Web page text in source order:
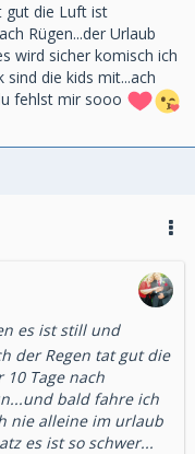
gut die Luft ist
Rügen...der Urlaub
wird sicher komisch ich
die kids mit...ach
fehlst mir sooo
es ist still und
der Regen tat gut die
Tage nach
bald fahre ich
nie alleine im urlaub
es ist so schwer...